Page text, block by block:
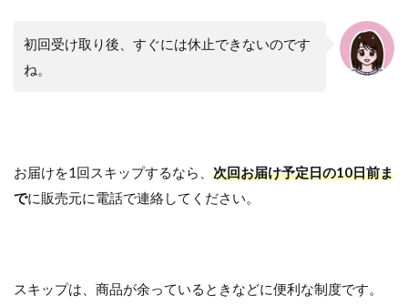
初回受け取り後、すぐには休止できないのです
ね。
お届けを1回スキップするなら、 次回お届け予定日の10日前ま
でに販売元に電話で連絡してください。
スキップは、商品が余っているときなどに便利な制度です。